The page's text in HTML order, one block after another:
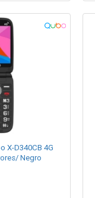
X-D340CB 4G
Negro